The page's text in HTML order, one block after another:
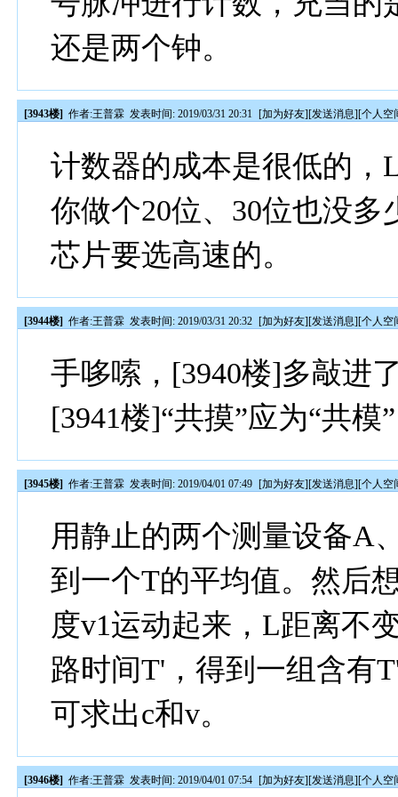
还是两个钟。
[3943楼] 作者:王普霖 发表时间: 2019/03/31 20:31 [加为好友][发送消息][个人空
计数器的成本是很低的，
你做个20位、30位也没
芯片要选高速的。
[3944楼] 作者:王普霖 发表时间: 2019/03/31 20:32 [加为好友][发送消息][个人空
手哆嗦，[3940楼]多敲进
[3941楼]“共摸”应为“共模
[3945楼] 作者:王普霖 发表时间: 2019/04/01 07:49 [加为好友][发送消息][个人空
用静止的两个测量设备A
到一个T的平均值。然后
度v1运动起来，L距离不
路时间T'，得到一组含有
可求出c和v。
[3946楼] 作者:王普霖 发表时间: 2019/04/01 07:54 [加为好友][发送消息][个人空